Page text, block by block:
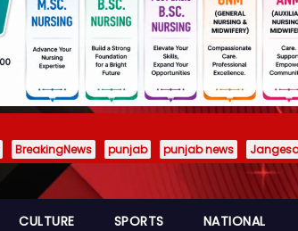
BreakingNews punjab punjab news
CULTURE SPORTS NATIONAL